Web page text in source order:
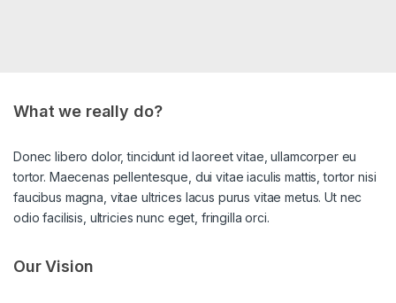
What we really do?
Donec libero dolor, tincidunt id laoreet vitae, ullamcorper eu
tortor. Maecenas pellentesque, dui vitae iaculis mattis, tortor nisi
faucibus magna, vitae ultrices lacus purus vitae metus. Ut nec
odio facilisis, ultricies nunc eget, fringilla orci.
Our Vision